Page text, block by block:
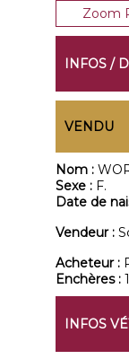
Zoom
INFOS /
VENDU
Nom :
Sexe : F.
Date de
Vendeur :
Acheteur :
Enchères :
INFOS